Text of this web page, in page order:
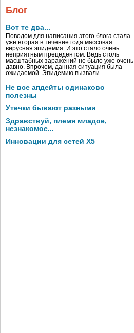
Блог
Вот те два...
Поводом для написания этого блога стала
уже вторая в течение года массовая
вирусная эпидемия. И это стало очень
неприятным прецедентом. Ведь столь
масштабных заражений не было уже очень
давно. Впрочем, данная ситуация была
ожидаемой. Эпидемию вызвали …
Не все апдейты одинаково
полезны
Утечки бывают разными
Здравствуй, племя младое,
незнакомое...
Инновации для сетей X5